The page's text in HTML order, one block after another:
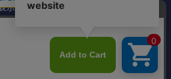
示